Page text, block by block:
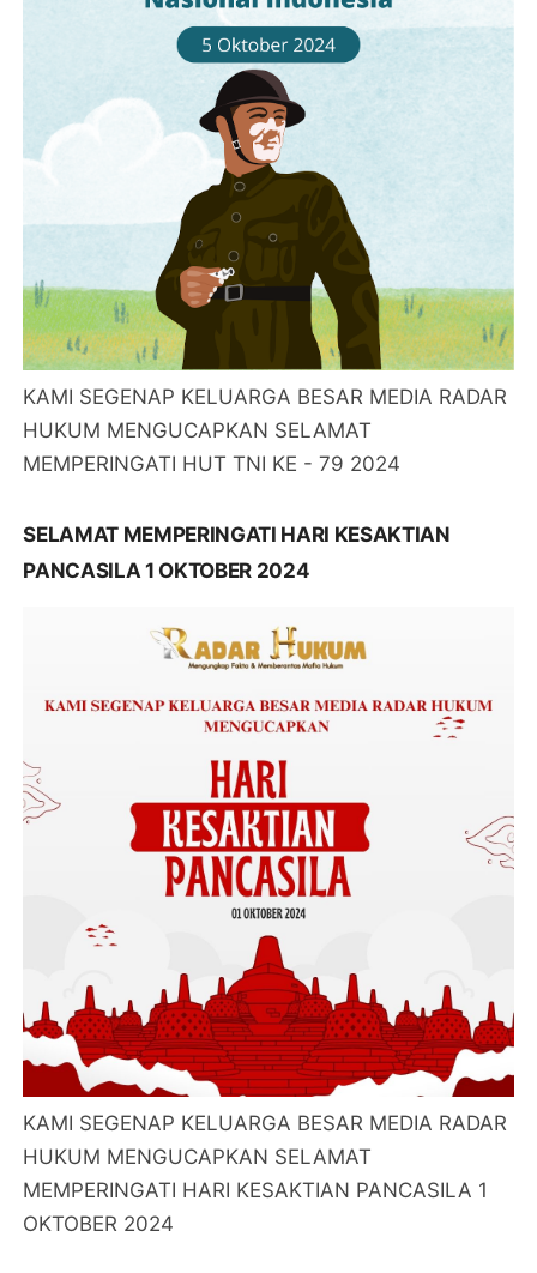
KAMI SEGENAP KELUARGA BESAR MEDIA RADAR
HUKUM MENGUCAPKAN SELAMAT
MEMPERINGATI HUT TNI KE - 79 2024
SELAMAT MEMPERINGATI HARI KESAKTIAN
PANCASILA 1 OKTOBER 2024
KAMI SEGENAP KELUARGA BESAR MEDIA RADAR
HUKUM MENGUCAPKAN SELAMAT
MEMPERINGATI HARI KESAKTIAN PANCASILA 1
OKTOBER 2024